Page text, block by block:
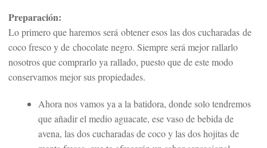
Preparación:
Lo primero que haremos será obtener esos las dos cucharadas de
coco fresco y de chocolate negro. Siempre será mejor rallarlo
nosotros que comprarlo ya rallado, puesto que de este modo
conservamos mejor sus propiedades.
Ahora nos vamos ya a la batidora, donde solo tendremos
que añadir el medio aguacate, ese vaso de bebida de
avena, las dos cucharadas de coco y las dos hojitas de